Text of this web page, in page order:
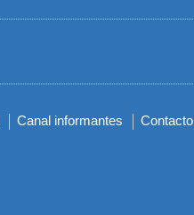
Canal informantes Contacto